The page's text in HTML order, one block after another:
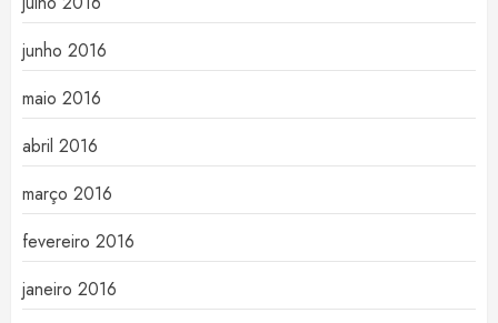
junho 2016
maio 2016
abril 2016
março 2016
fevereiro 2016
janeiro 2016